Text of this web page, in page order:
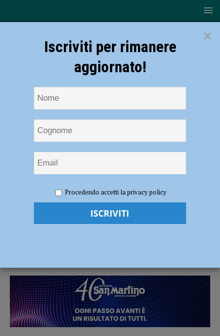
realtà sportive di Lotta e Grappling
Judo – Il gruppo Shiai Piacenza apre alle
×
Iscriviti per rimanere
aggiornato!
Procedendo accetti la privacy policy